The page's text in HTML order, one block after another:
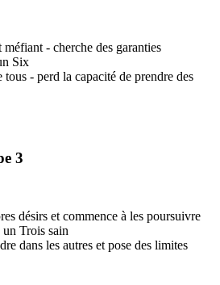
- cherche des garanties
Six
- perd la capacité de prendre des
3
désirs et commence à les poursuivre
Trois sain
dans les autres et pose des limites